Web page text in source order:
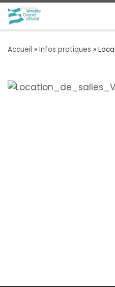
Passer au contenu
Accueil » Infos pratiques »